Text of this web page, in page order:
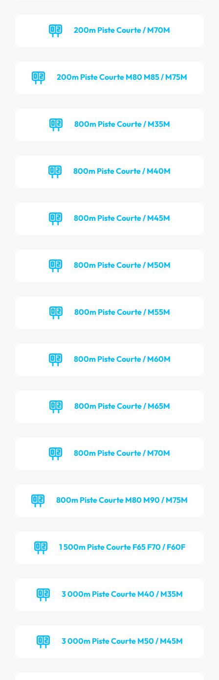
200m Piste Courte / M70M
200m Piste Courte M80 M85 / M75M
800m Piste Courte / M35M
800m Piste Courte / M40M
800m Piste Courte / M45M
800m Piste Courte / M50M
800m Piste Courte / M55M
800m Piste Courte / M60M
800m Piste Courte / M65M
800m Piste Courte / M70M
800m Piste Courte M80 M90 / M75M
1 500m Piste Courte F65 F70 / F60F
3 000m Piste Courte M40 / M35M
3 000m Piste Courte M50 / M45M